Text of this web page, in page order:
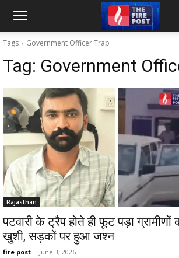
Tags Government Officer Trap
Tag: Government
Rajasthan
पटवारी के ट्रैप होते ही फूट पड़ा
खुशी, सड़कों पर हुआ जश्न
fire post - June 3, 2026